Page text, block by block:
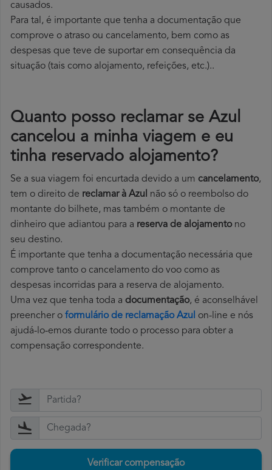
causados.
Para tal, é importante que tenha a documentação que
comprove o atraso ou cancelamento, bem como as
despesas que teve de suportar em consequência da
situação (tais como alojamento, refeições, etc.)..
Quanto posso reclamar se Azul
cancelou a minha viagem e eu
tinha reservado alojamento?
Se a sua viagem foi encurtada devido a um cancelamento,
tem o direito de reclamar à Azul não só o reembolso do
montante do bilhete, mas também o montante de
dinheiro que adiantou para a reserva de alojamentono
seu destino.
É importante que tenha a documentação necessária que
comprove tanto o cancelamento do voo como as
despesas incorridas para a reserva de alojamento.
Uma vez que tenha toda a documentação, é aconselhável
preencher o formulário de reclamação Azul on-line e nós
ajudá-lo-emos durante todo o processo para obter a
compensação correspondente.
Verificar compensação